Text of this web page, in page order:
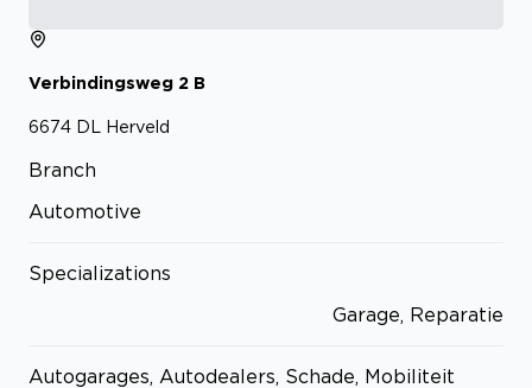
Verbindingsweg 2 B
6674 DL Herveld
Branch
Automotive
Specializations
Garage, Reparatie
Autogarages, Autodealers, Schade, Mobiliteit